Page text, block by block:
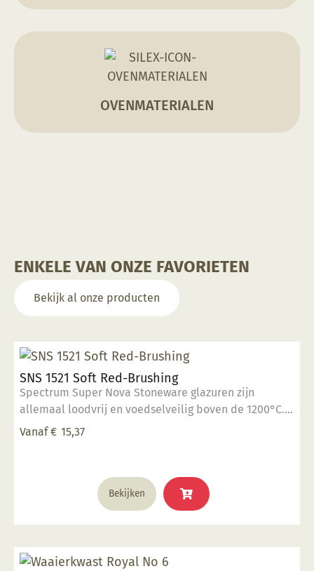
OVENMATERIALEN
ENKELE VAN ONZE FAVORIETEN
Bekijk al onze producten
SNS 1521 Soft Red-Brushing
Spectrum Super Nova Stoneware glazuren zijn
allemaal loodvrij en voedselveilig boven de 1200°C.
Breng 2 a 3 lagen met de kwast aan op biscuit
voor gebruik. Het resultaat kan zeer wisselen, door
dikte van het glazuur, de stooktemperatuur en
kleisoort. Voorzorgsmaatregelen; handen wassen na
gebruik. Tijdens gebruik niet eten, drinken of roken.
Vanaf € 15,37
Bekijken
Dit
product
heeft
variaties.
Deze